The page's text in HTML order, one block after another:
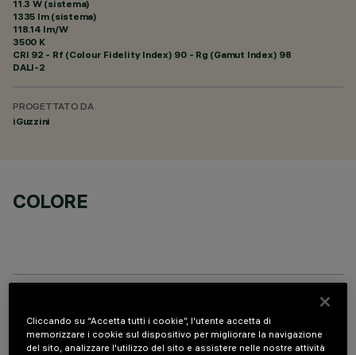
11.3 W (sistema)
1335 lm (sistema)
118.14 lm/W
3500 K
CRI 92 - Rf (Colour Fidelity Index) 90 - Rg (Gamut Index) 98
DALI-2
PROGETTATO DA
iGuzzini
COLORE
COMPONENTI OPZIONALI
Cliccando su “Accetta tutti i cookie”, l'utente accetta di
memorizzare i cookie sul dispositivo per migliorare la navigazione
del sito, analizzare l'utilizzo del sito e assistere nelle nostre attività